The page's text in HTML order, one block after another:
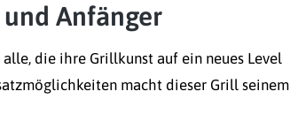
Anfänger
die ihre Grillkunst auf ein neues Level
macht dieser Grill seinem